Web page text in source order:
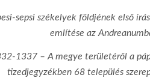
sepsi székelyek földjének első
említése az
1337 – A megye területéről a
tizedjegyzékben 68 település